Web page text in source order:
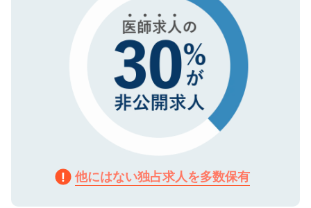
他にはない独占求人を多数保有